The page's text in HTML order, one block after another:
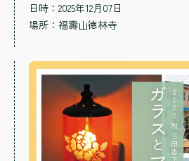
日時：2025年12月07日
場所： 福壽山徳林寺